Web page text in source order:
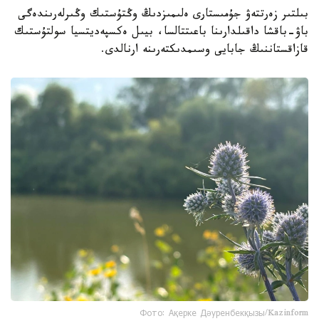
بىلتىر زەرتتەۋ جۇمىستارى ەلىمىزدىڭ وڭتۇستىك وڭىرلەرىندەگى
باۋ-باقشا داقىلدارىنا باعىتتالسا، بيىل ەكسپەديتسيا سولتۇستىك
قازاقستاننىڭ جابايى وسىمدىكتەرىنە ارنالدى.
Фото: Ақерке Дәуренбекқызы/Kazinform